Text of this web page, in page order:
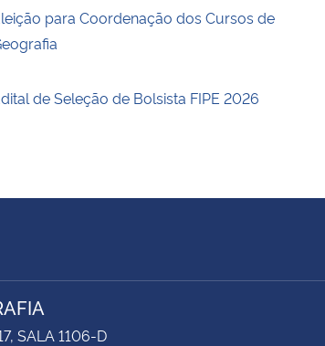
para Coordenação dos Cursos de
de Seleção de Bolsista FIPE 2026
SALA 1106-D